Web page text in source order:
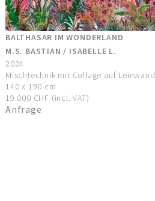
BALTHASAR IM WONDERLAND
M.S. BASTIAN / ISABELLE L.
2024
Mischtechnik mit Collage auf Leinwand
140 x 190 cm
19.000 CHF (incl. VAT)
Anfrage